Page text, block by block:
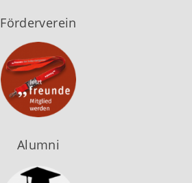
Förderverein
Alumni